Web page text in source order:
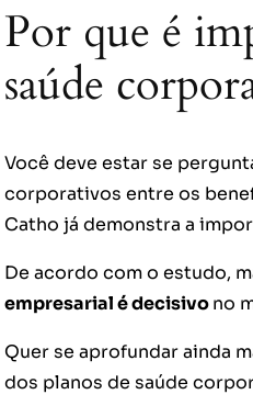
Por que é
saúde
Você deve estar se
corporativos entre os
Catho já demonstra a
De acordo com o estudo,
empresarial é decisivono
Quer se aprofundar ainda
dos planos de saúde